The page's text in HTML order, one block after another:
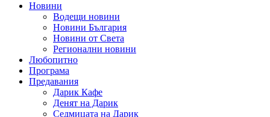
Новини
Водещи новини
Новини България
Новини от Света
Регионални новини
Любопитно
Програма
Предавания
Дарик Кафе
Денят на Дарик
Седмицата на Дарик